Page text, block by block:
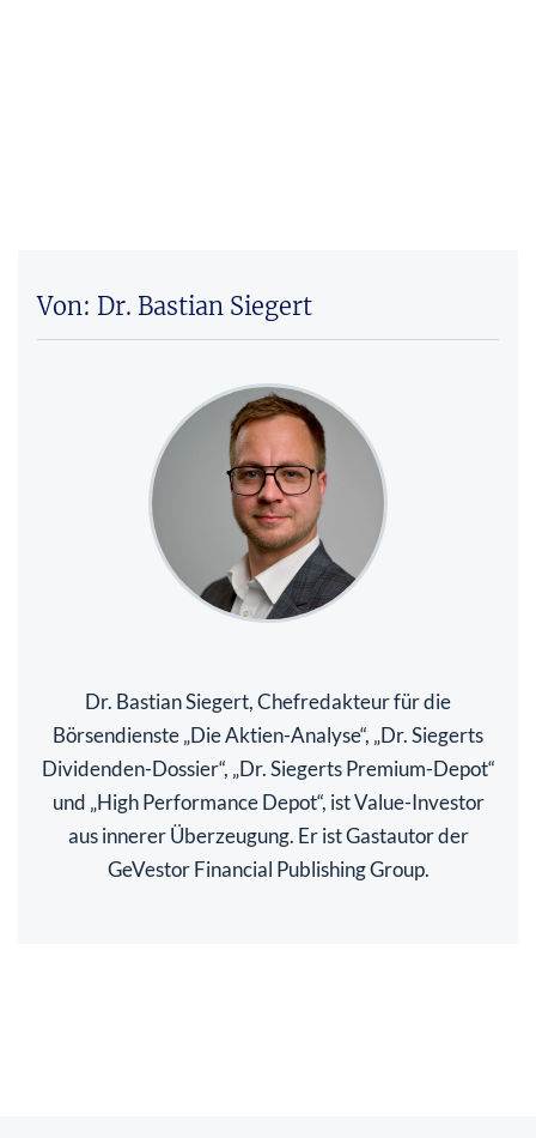
Von: Dr. Bastian Siegert
Dr. Bastian Siegert, Chefredakteur für die
Börsendienste „Die Aktien-Analyse“, „Dr. Siegerts
Dividenden-Dossier“, „Dr. Siegerts Premium-Depot“
und „High Performance Depot“, ist Value-Investor
aus innerer Überzeugung. Er ist Gastautor der
GeVestor Financial Publishing Group.